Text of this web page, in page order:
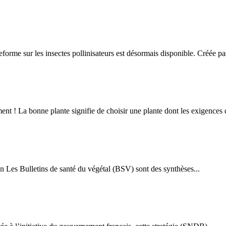
sur les insectes pollinisateurs est désormais disponible. Créée
! La bonne plante signifie de choisir une plante dont les exigences
Bulletins de santé du végétal (BSV) sont des synthèses...